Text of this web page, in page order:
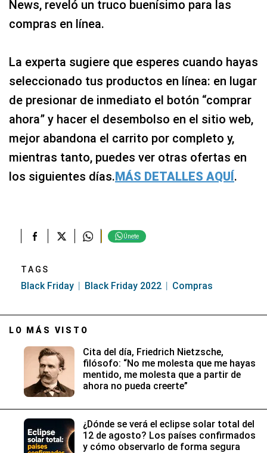
News, reveló un truco buenísimo para las
compras en línea.
La experta sugiere que esperes cuando hayas
seleccionado tus productos en línea: en lugar
de presionar de inmediato el botón “comprar
ahora” y hacer el desembolso en el sitio web,
mejor abandona el carrito por completo y,
mientras tanto, puedes ver otras ofertas en
los siguientes días.MÁS DETALLES AQUÍ.
Únete
TAGS
Black Friday Black Friday 2022 Compras
LO MÁS VISTO
Cita del día, Friedrich Nietzsche,
filósofo: “No me molesta que me hayas
mentido, me molesta que a partir de
ahora no pueda creerte”
¿Dónde se verá el eclipse solar total del
12 de agosto? Los países confirmados
y cómo observarlo de forma segura